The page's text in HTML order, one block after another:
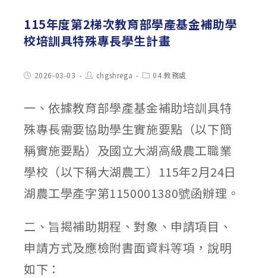
115年度第2梯次教育部學產基金補助學
校培訓具特殊專長學生計畫
Post2026-03-03
Post
author:
chgshrega
Post04.教務處
一、依據教育部學產基金補助培訓具特
殊專長需要協助學生實施要點（以下簡
稱實施要點）及國立大湖高級農工職業
學校（以下稱大湖農工）115年2月24日
湖農工學產字第1150001380號函辦理。
二、旨揭補助期程、對象、申請項目、
申請方式及應檢附書面資料等項，說明
如下：